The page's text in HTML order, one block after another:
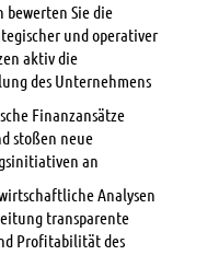
bewerten Sie die
und operativer
aktiv die
des Unternehmens
Finanzansätze
stoßen neue
an
Analysen
transparente
Profitabilität des